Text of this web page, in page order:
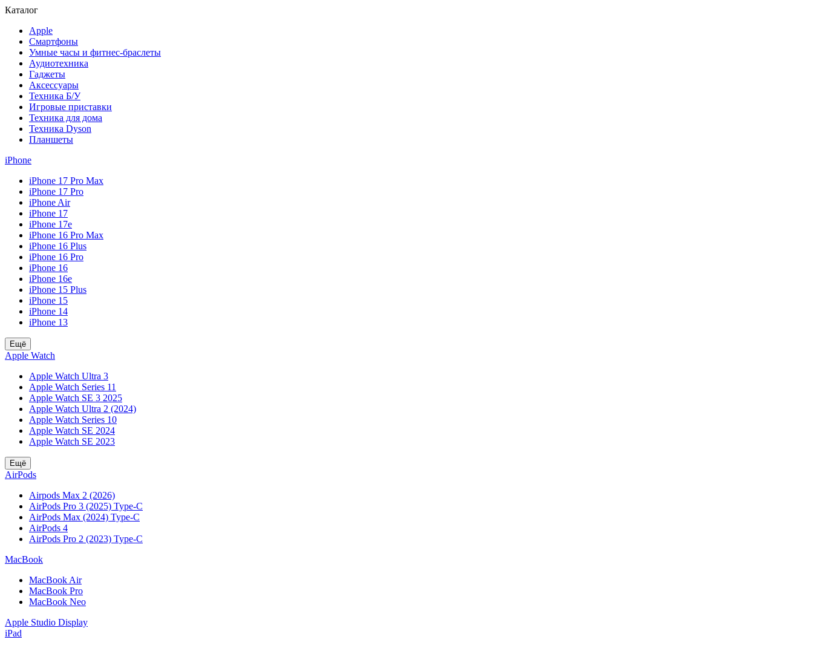
Каталог
Apple
Смартфоны
Умные часы и фитнес-браслеты
Аудиотехника
Гаджеты
Аксессуары
Техника Б/У
Игровые приставки
Техника для дома
Техника Dyson
Планшеты
iPhone
iPhone 17 Pro Max
iPhone 17 Pro
iPhone Air
iPhone 17
iPhone 17e
iPhone 16 Pro Max
iPhone 16 Plus
iPhone 16 Pro
iPhone 16
iPhone 16e
iPhone 15 Plus
iPhone 15
iPhone 14
iPhone 13
Ещё
Apple Watch
Apple Watch Ultra 3
Apple Watch Series 11
Apple Watch SE 3 2025
Apple Watch Ultra 2 (2024)
Apple Watch Series 10
Apple Watch SE 2024
Apple Watch SE 2023
Ещё
AirPods
Airpods Max 2 (2026)
AirPods Pro 3 (2025) Type-C
AirPods Max (2024) Type-C
AirPods 4
AirPods Pro 2 (2023) Type-C
MacBook
MacBook Air
MacBook Pro
MacBook Neo
Apple Studio Display
iPad